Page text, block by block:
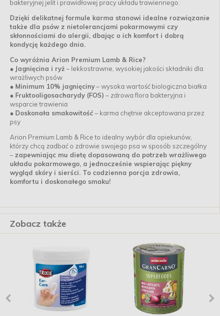
bakteryjnej jelit i prawidłowej pracy układu trawiennego.
Dzięki delikatnej formule karma stanowi idealne rozwiązanie
także dla psów z nietolerancjami pokarmowymi czy
skłonnościami do alergii, dbając o ich komfort i dobrą
kondycję każdego dnia.
Co wyróżnia Arion Premium Lamb & Rice?
● Jagnięcina i ryż – lekkostrawne, wysokiej jakości składniki dla
wrażliwych psów
● Minimum 10% jagnięciny– wysoka wartość biologiczna białka
● Fruktooligosacharydy (FOS) – zdrowa flora bakteryjna i
wsparcie trawienia
● Doskonała smakowitość – karma chętnie akceptowana przez
psy
Arion Premium Lamb & Rice to idealny wybór dla opiekunów,
którzy chcą zadbać o zdrowie swojego psa w sposób szczególny
– zapewniając mu dietę dopasowaną do potrzeb wrażliwego
układu pokarmowego, a jednocześnie wspierając piękny
wygląd skóry i sierści. To codzienna porcja zdrowia,
komfortu i doskonałego smaku!
Zobacz także